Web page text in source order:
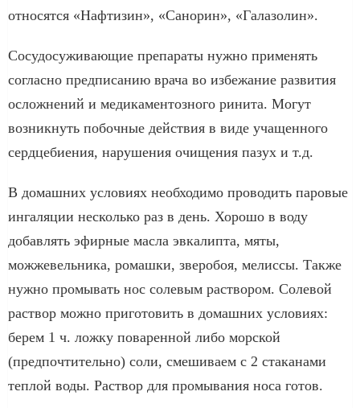
относятся «Нафтизин», «Санорин», «Галазолин».
Сосудосуживающие препараты нужно применять
согласно предписанию врача во избежание развития
осложнений и медикаментозного ринита. Могут
возникнуть побочные действия в виде учащенного
сердцебиения, нарушения очищения пазух и т.д.
В домашних условиях необходимо проводить паровые
ингаляции несколько раз в день. Хорошо в воду
добавлять эфирные масла эвкалипта, мяты,
можжевельника, ромашки, зверобоя, мелиссы. Также
нужно промывать нос солевым раствором. Солевой
раствор можно приготовить в домашних условиях:
берем 1 ч. ложку поваренной либо морской
(предпочтительно) соли, смешиваем с 2 стаканами
теплой воды. Раствор для промывания носа готов.